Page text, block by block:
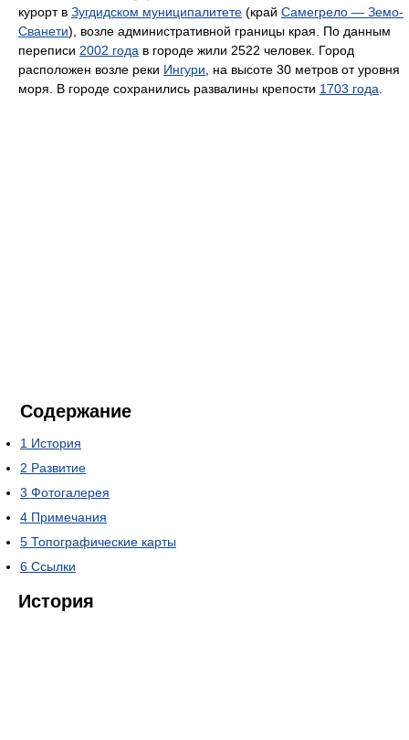
курорт в Зугдидском муниципалитете (край Самегрело — Земо-
Сванети), возле административной границы края. По данным
переписи 2002 года в городе жили 2522 человек. Город
расположен возле реки Ингури , на высоте 30 метров от уровня
моря. В городе сохранились развалины крепости 1703 года
Содержание
1 История
2 Развитие
3 Фотогалерея
4 Примечания
5 Топографические карты
6 Ссылки
История